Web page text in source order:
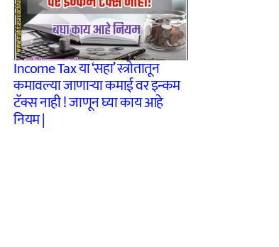
Income Tax या ‘सहा’ स्त्रोतातून
कमावल्या जाणाऱ्या कमाई वर इन्कम
टॅक्स नाही ! जाणून घ्या काय आहे
नियम |